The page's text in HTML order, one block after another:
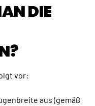
DIE
vor:
aus (gemäß